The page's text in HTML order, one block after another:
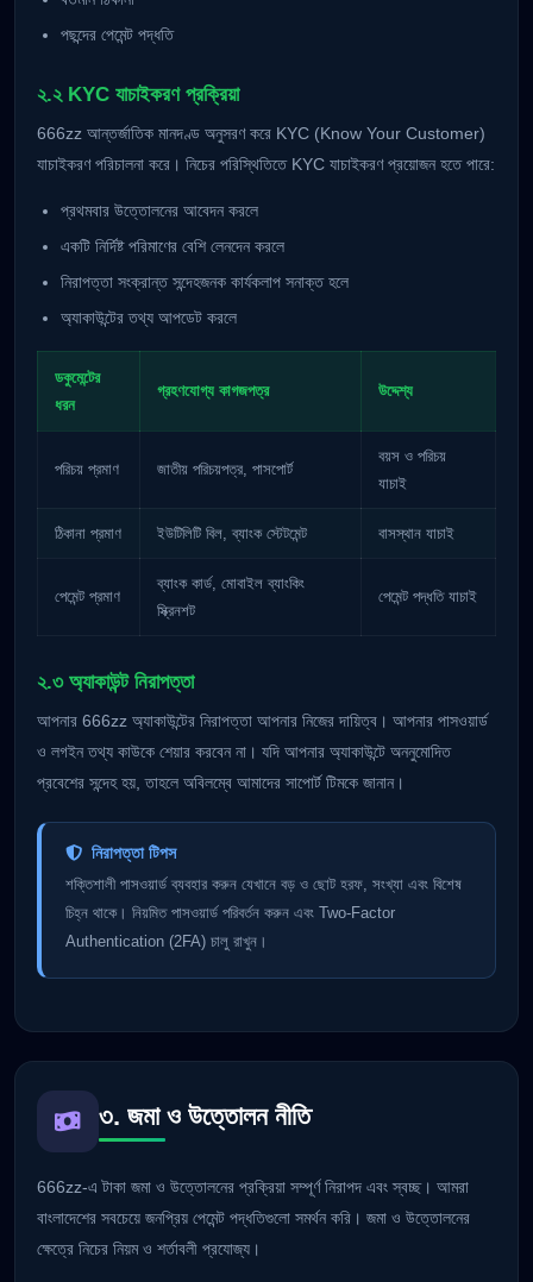
পছন্দের পেমেন্ট পদ্ধতি
২.২ KYC যাচাইকরণ প্রক্রিয়া
666zz আন্তর্জাতিক মানদণ্ড অনুসরণ করে KYC (Know Your Customer)
যাচাইকরণ পরিচালনা করে। নিচের পরিস্থিতিতে KYC যাচাইকরণ প্রয়োজন হতে পারে:
প্রথমবার উত্তোলনের আবেদন করলে
একটি নির্দিষ্ট পরিমাণের বেশি লেনদেন করলে
নিরাপত্তা সংক্রান্ত সন্দেহজনক কার্যকলাপ সনাক্ত হলে
অ্যাকাউন্টের তথ্য আপডেট করলে
ডকুমেন্টের
ধরন
গ্রহণযোগ্য কাগজপত্র উদ্দেশ্য
পরিচয় প্রমাণ জাতীয় পরিচয়পত্র, পাসপোর্ট
বয়স ও পরিচয়
যাচাই
ঠিকানা প্রমাণ ইউটিলিটি বিল, ব্যাংক স্টেটমেন্ট বাসস্থান যাচাই
পেমেন্ট প্রমাণ
ব্যাংক কার্ড, মোবাইল ব্যাংকিং
স্ক্রিনশট
পেমেন্ট পদ্ধতি যাচাই
২.৩ অ্যাকাউন্ট নিরাপত্তা
আপনার 666zz অ্যাকাউন্টের নিরাপত্তা আপনার নিজের দায়িত্ব। আপনার পাসওয়ার্ড
ও লগইন তথ্য কাউকে শেয়ার করবেন না। যদি আপনার অ্যাকাউন্টে অননুমোদিত
প্রবেশের সন্দেহ হয়, তাহলে অবিলম্বে আমাদের সাপোর্ট টিমকে জানান।
নিরাপত্তা টিপস
শক্তিশালী পাসওয়ার্ড ব্যবহার করুন যেখানে বড় ও ছোট হরফ, সংখ্যা এবং বিশেষ
চিহ্ন থাকে। নিয়মিত পাসওয়ার্ড পরিবর্তন করুন এবং Two-Factor
Authentication (2FA) চালু রাখুন।
৩. জমা ও উত্তোলন নীতি
666zz-এ টাকা জমা ও উত্তোলনের প্রক্রিয়া সম্পূর্ণ নিরাপদ এবং স্বচ্ছ। আমরা
বাংলাদেশের সবচেয়ে জনপ্রিয় পেমেন্ট পদ্ধতিগুলো সমর্থন করি। জমা ও উত্তোলনের
ক্ষেত্রে নিচের নিয়ম ও শর্তাবলী প্রযোজ্য।